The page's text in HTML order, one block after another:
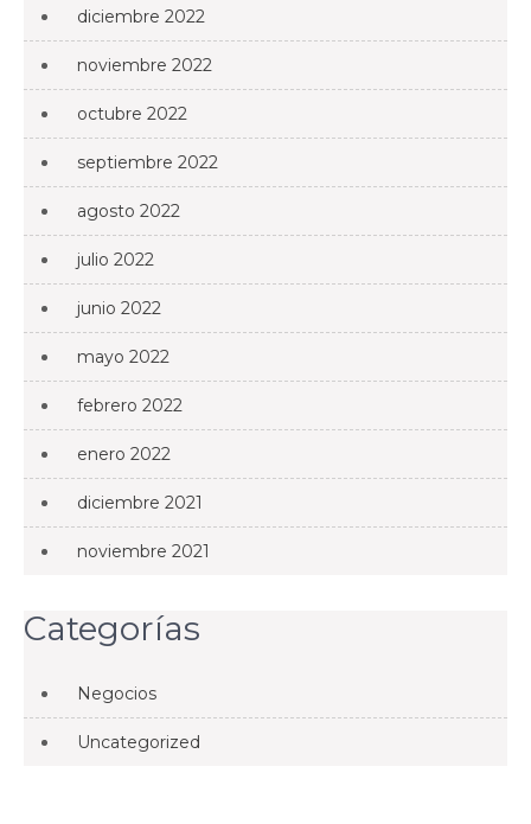
diciembre 2022
noviembre 2022
octubre 2022
septiembre 2022
agosto 2022
julio 2022
junio 2022
mayo 2022
febrero 2022
enero 2022
diciembre 2021
noviembre 2021
Categorías
Negocios
Uncategorized